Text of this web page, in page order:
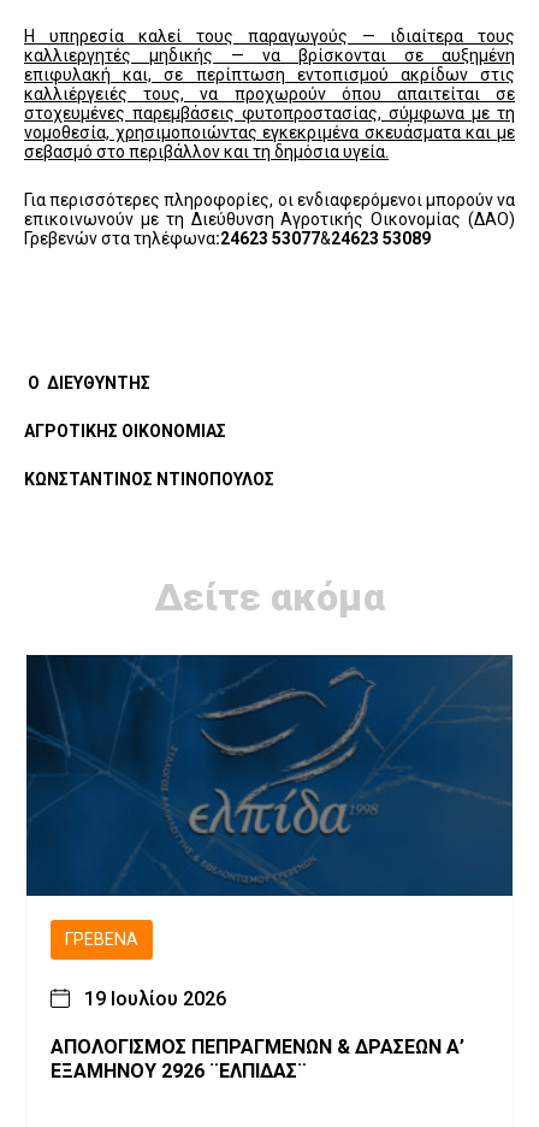
Η υπηρεσία καλεί τους παραγωγούς — ιδιαίτερα τους
καλλιεργητές μηδικής — να βρίσκονται σε αυξημένη
επιφυλακή και, σε περίπτωση εντοπισμού ακρίδων στις
καλλιέργειές τους, να προχωρούν όπου απαιτείται σε
στοχευμένες παρεμβάσεις φυτοπροστασίας, σύμφωνα με τη
νομοθεσία, χρησιμοποιώντας εγκεκριμένα σκευάσματα και με
σεβασμό στο περιβάλλον και τη δημόσια υγεία.
Για περισσότερες πληροφορίες, οι ενδιαφερόμενοι μπορούν να
επικοινωνούν με τη Διεύθυνση Αγροτικής Οικονομίας (ΔΑΟ)
Γρεβενών στα τηλέφωνα:24623 53077&24623 53089
Ο ΔΙΕΥΘΥΝΤΗΣ
ΑΓΡΟΤΙΚΗΣ ΟΙΚΟΝΟΜΙΑΣ
ΚΩΝΣΤΑΝΤΙΝΟΣ ΝΤΙΝΟΠΟΥΛΟΣ
Δείτε ακόμα
ΓΡΕΒΕΝΆ
19 Ιουλίου 2026
ΑΠΟΛΟΓΙΣΜΟΣ ΠΕΠΡΑΓΜΕΝΩΝ & ΔΡΑΣΕΩΝ Α’
ΕΞΑΜΗΝΟΥ 2926 ¨ΕΛΠΙΔΑΣ¨